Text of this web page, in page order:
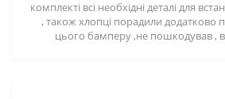
комплекті всі необхідні деталі для
, також хлопці порадили додатково
цього бамперу ,не пошкодував ,